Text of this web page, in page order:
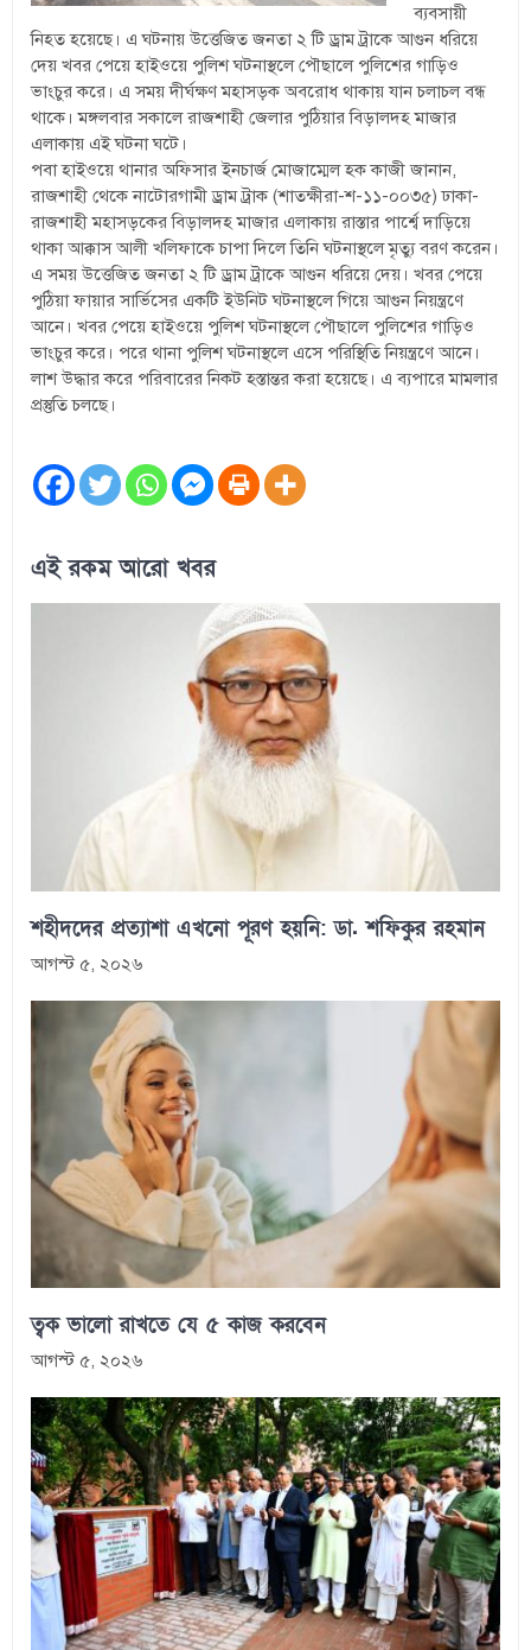
ব্যবসায়ী
নিহত হয়েছে। এ ঘটনায় উত্তেজিত জনতা ২ টি ড্রাম ট্রাকে আগুন ধরিয়ে
দেয় খবর পেয়ে হাইওয়ে পুলিশ ঘটনাস্থলে পৌছালে পুলিশের গাড়িও
ভাংচুর করে। এ সময় দীর্ঘক্ষণ মহাসড়ক অবরোধ থাকায় যান চলাচল বন্ধ
থাকে। মঙ্গলবার সকালে রাজশাহী জেলার পুঠিয়ার বিড়ালদহ মাজার
এলাকায় এই ঘটনা ঘটে।
পবা হাইওয়ে থানার অফিসার ইনচার্জ মোজাম্মেল হক কাজী জানান,
রাজশাহী থেকে নাটোরগামী ড্রাম ট্রাক (শাতক্ষীরা-শ-১১-০০৩৫) ঢাকা-
রাজশাহী মহাসড়কের বিড়ালদহ মাজার এলাকায় রাস্তার পার্শ্বে দাড়িয়ে
থাকা আক্কাস আলী খলিফাকে চাপা দিলে তিনি ঘটনাস্থলে মৃত্যু বরণ করেন।
এ সময় উত্তেজিত জনতা ২ টি ড্রাম ট্রাকে আগুন ধরিয়ে দেয়। খবর পেয়ে
পুঠিয়া ফায়ার সার্ভিসের একটি ইউনিট ঘটনাস্থলে গিয়ে আগুন নিয়ন্ত্রণে
আনে। খবর পেয়ে হাইওয়ে পুলিশ ঘটনাস্থলে পৌছালে পুলিশের গাড়িও
ভাংচুর করে। পরে থানা পুলিশ ঘটনাস্থলে এসে পরিস্থিতি নিয়ন্ত্রণে আনে।
লাশ উদ্ধার করে পরিবারের নিকট হস্তান্তর করা হয়েছে। এ ব্যপারে মামলার
প্রস্তুতি চলছে।
এই রকম আরো খবর
শহীদদের প্রত্যাশা এখনো পূরণ হয়নি: ডা. শফিকুর রহমান
আগস্ট ৫, ২০২৬
ত্বক ভালো রাখতে যে ৫ কাজ করবেন
আগস্ট ৫, ২০২৬